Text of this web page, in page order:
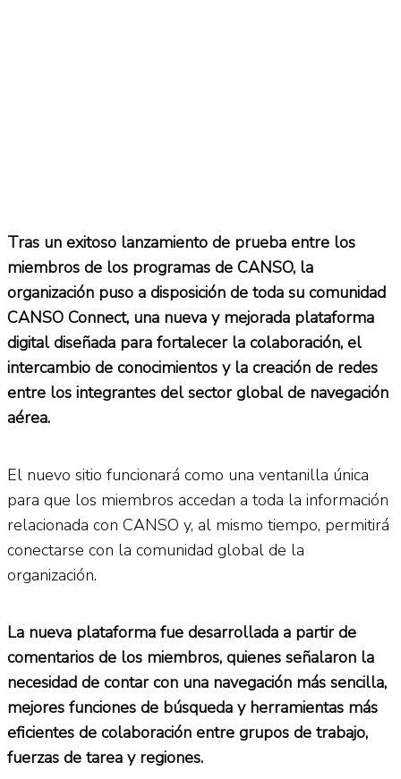
Tras un exitoso lanzamiento de prueba entre los
miembros de los programas de CANSO, la
organización puso a disposición de toda su comunidad
CANSO Connect, una nueva y mejorada plataforma
digital diseñada para fortalecer la colaboración, el
intercambio de conocimientos y la creación de redes
entre los integrantes del sector global de navegación
aérea.
El nuevo sitio funcionará como una ventanilla única
para que los miembros accedan a toda la información
relacionada con CANSO y, al mismo tiempo, permitirá
conectarse con la comunidad global de la
organización.
La nueva plataforma fue desarrollada a partir de
comentarios de los miembros, quienes señalaron la
necesidad de contar con una navegación más sencilla,
mejores funciones de búsqueda y herramientas más
eficientes de colaboración entre grupos de trabajo,
fuerzas de tarea y regiones.